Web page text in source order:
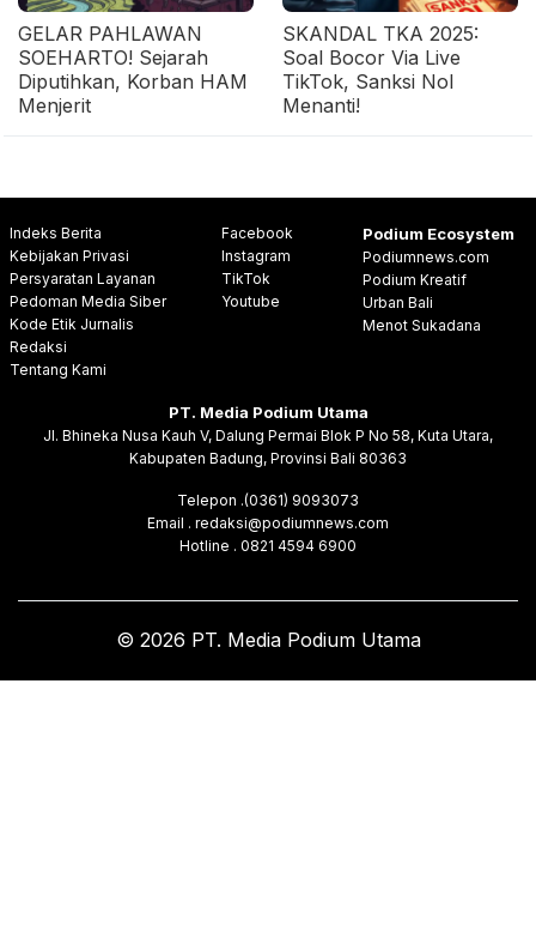
GELAR PAHLAWAN
SOEHARTO! Sejarah
Diputihkan, Korban HAM
Menjerit
SKANDAL TKA 2025:
Soal Bocor Via Live
TikTok, Sanksi Nol
Menanti!
Indeks Berita
Kebijakan Privasi
Persyaratan Layanan
Pedoman Media Siber
Kode Etik Jurnalis
Redaksi
Tentang Kami
Facebook
Instagram
TikTok
Youtube
Podium Ecosystem
Podiumnews.com
Podium Kreatif
Urban Bali
Menot Sukadana
PT. Media Podium Utama
Jl. Bhineka Nusa Kauh V, Dalung Permai Blok P No 58, Kuta Utara,
Kabupaten Badung, Provinsi Bali 80363
Telepon .(0361) 9093073
Email . redaksi@podiumnews.com
Hotline . 0821 4594 6900
© 2026 PT. Media Podium Utama